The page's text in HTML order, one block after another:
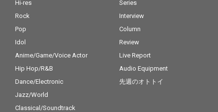
（Ba）、沖祐市（Ke
y）らが参加。極上の
サウンドを聴かせてく
Hi-res
Rock
Pop
Idol
Anime/Game/Voice Actor
Hip Hop/R&B
Dance/Electronic
Jazz/World
Classical/Soundtrack
Series
Interview
Column
Review
Live Report
Audio Equipment
先週のオトトイ